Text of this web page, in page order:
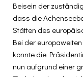
Beisein der
dass die
Stätten des
Bei der
konnte die
nun aufgrund einer